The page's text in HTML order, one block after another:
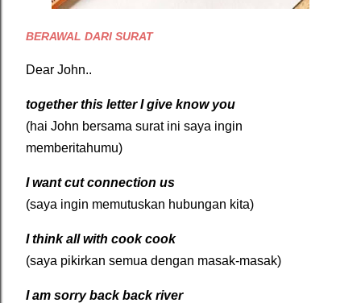
BERAWAL DARI SURAT
Dear John..
together this letter I give know you
(hai John bersama surat ini saya ingin
memberitahumu)
I want cut connection us
(saya ingin memutuskan hubungan kita)
I think all with cook cook
(saya pikirkan semua dengan masak-masak)
I am sorry back back river